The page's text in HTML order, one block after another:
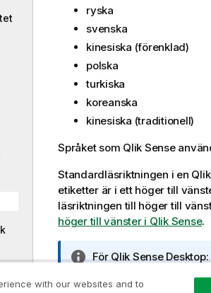
ryska
svenska
kinesiska (förenklad)
polska
turkiska
koreanska
kinesiska (traditionell)
Språket som Qlik Sense
Standardläsriktningen i en
etiketter är i ett höger till
läsriktningen till höger till
höger till vänster i Qlik Sense.
A
t
För Qlik Sense Desktop:
samma visningsspråk
ändras om du inte
with our websites and to